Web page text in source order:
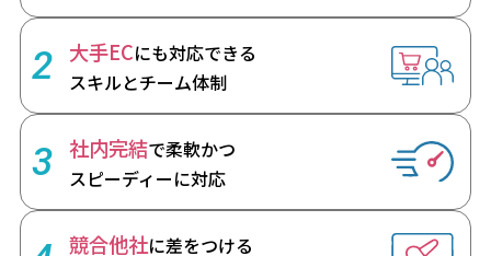
2 大手ECにも対応できる
スキルとチーム体制
3 社内完結で柔軟かつ
スピーディーに対応
競合他社に差をつける